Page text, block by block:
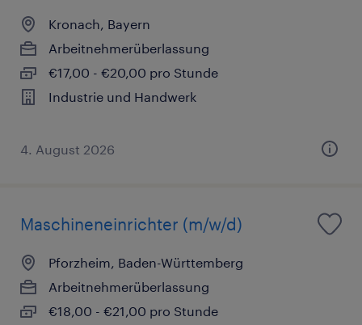
Kronach, Bayern
Arbeitnehmerüberlassung
€17,00 - €20,00 pro Stunde
Industrie und Handwerk
4. August 2026
Maschineneinrichter (m/w/d)
Pforzheim, Baden-Württemberg
Arbeitnehmerüberlassung
€18,00 - €21,00 pro Stunde